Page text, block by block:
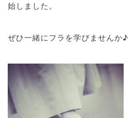
始しました。
ぜひ一緒にフラを学びませんか♪